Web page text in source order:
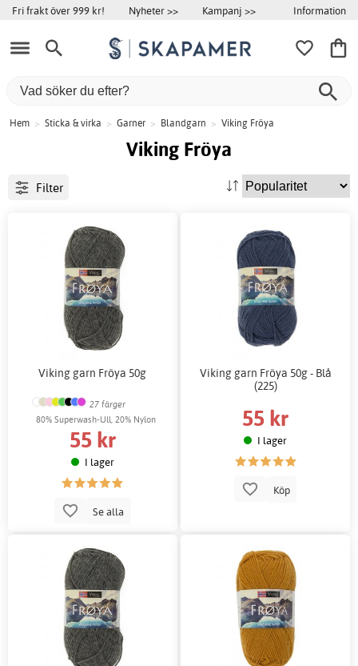
Fri frakt över 999 kr! Nyheter >> Kampanj >> Information
Hem > Sticka & virka > Garner > Blandgarn > Viking Fröya
Viking Fröya
Filter
Viking garn Fröya 50g
27 färger
80% Superwash-Ull, 20% Nylon
55 kr
I lager
Se alla
Viking garn Fröya 50g - Blå
(225)
55 kr
I lager
Köp